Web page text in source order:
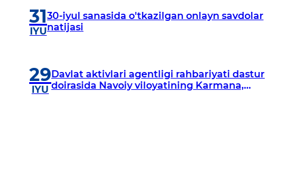
31
IYU
30-iyul sanasida o'tkazilgan onlayn savdolar
natijasi
29
IYU
Davlat aktivlari agentligi rahbariyati dastur
doirasida Navoiy viloyatining Karmana,